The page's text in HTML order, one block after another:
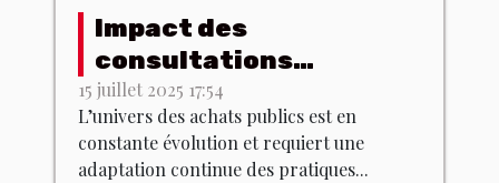
Impact des
consultations
professionnelles sur la
gestion des achats
publics
15 juillet 2025 17:54
L’univers des achats publics est en
constante évolution et requiert une
adaptation continue des pratiques...